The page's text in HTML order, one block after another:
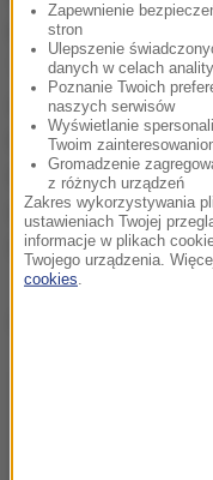
lokalizacje
Tagiłu na Uralu
akcji we wsi
miasta. Z kolei
manifestacja
w podmiejskiej
Swoboda.
Zapewnienie
stron
Ulepszenie
danych w celach
Poznanie Twoich
naszych serwisów
Wyświetlanie
Twoim
Gromadzenie
z różnych urządzeń
Zakres wykorzystywania
ustawieniach Twojej
informacje w plikach
Twojego urządzenia.
cookies